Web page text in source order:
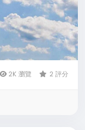
2K 瀏覽 2 評分